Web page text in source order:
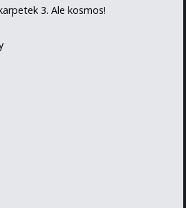
3. Ale kosmos!